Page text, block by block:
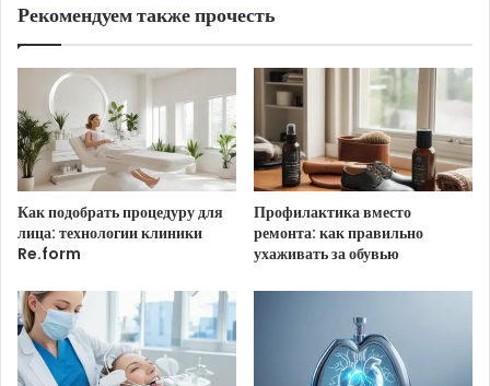
BB-код для вставки на форум:
Ссылка на изображение:
Озеро и лесом и горами ночью.
HTML-код для вставки на сайт и блог:
BB-код для вставки на форум:
Ссылка на изображение:
Рекомендуем также прочесть
Как подобрать процедуру для
лица: технологии клиники
Re.form
Профилактика вместо
ремонта: как правильно
ухаживать за обувью